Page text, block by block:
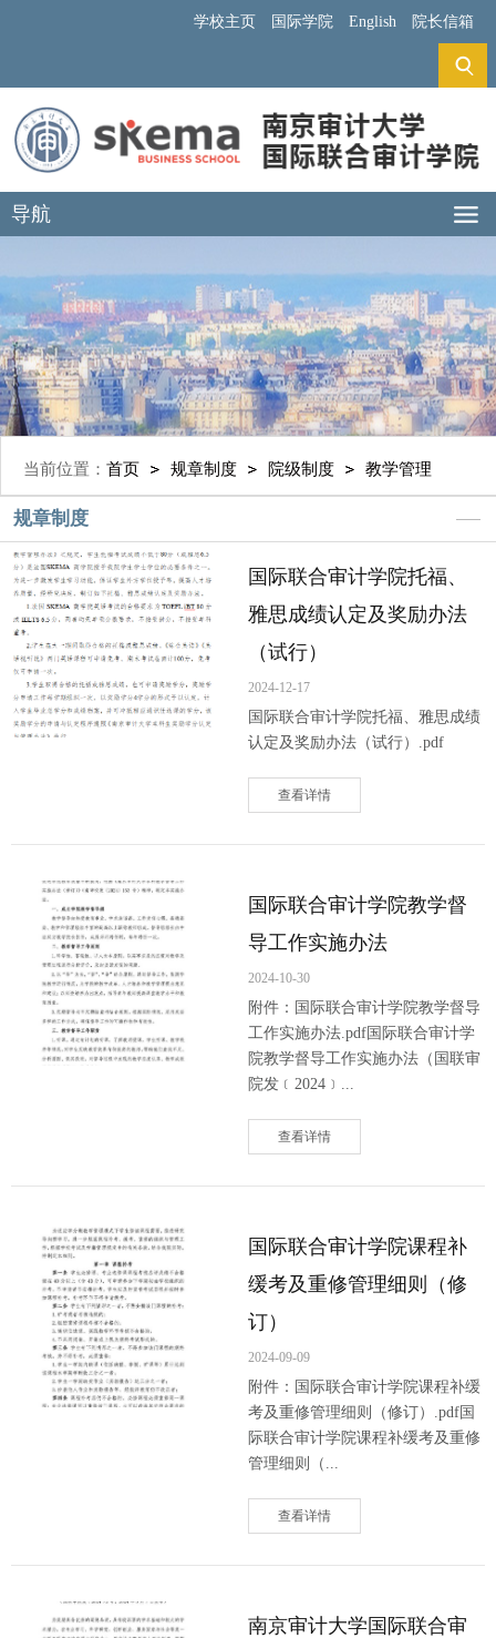
学校主页 国际学院 English 院长信箱
导航
当前位置： 首页 规章制度 院级制度 教学管理
规章制度
国际联合审计学院托福、
雅思成绩认定及奖励办法
（试行）
2024-12-17
国际联合审计学院托福、雅思成绩
认定及奖励办法（试行）.pdf
查看详情
国际联合审计学院教学督
导工作实施办法
2024-10-30
附件：国际联合审计学院教学督导
工作实施办法.pdf国际联合审计学
院教学督导工作实施办法（国联审
院发﹝2024﹞...
查看详情
国际联合审计学院课程补
缓考及重修管理细则（修
订）
2024-09-09
附件：国际联合审计学院课程补缓
考及重修管理细则（修订）.pdf国
际联合审计学院课程补缓考及重修
管理细则（...
查看详情
南京审计大学国际联合审